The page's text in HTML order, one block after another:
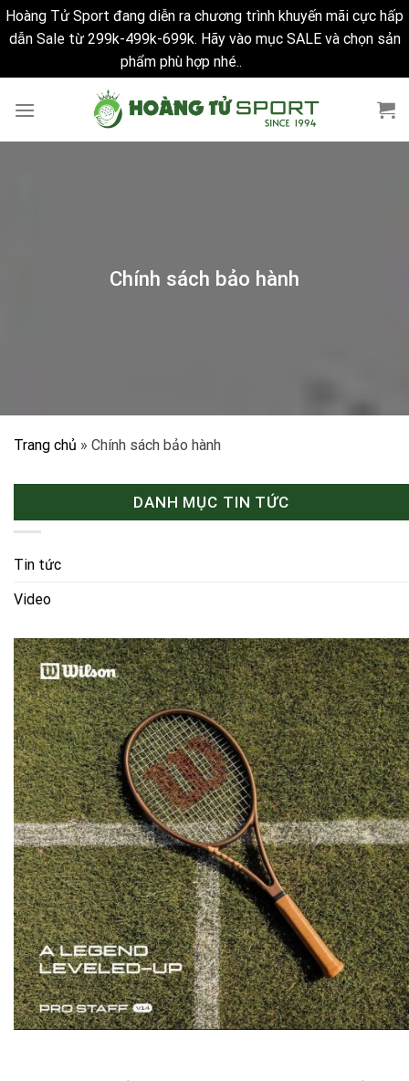
Hoàng Tử Sport đang diễn ra chương trình khuyến mãi cực hấp
dẫn Sale từ 299k-499k-699k. Hãy vào mục SALE và chọn sản
phẩm phù hợp nhé..
Chính sách bảo hành
Trang chủ » Chính sách bảo hành
DANH MỤC TIN TỨC
Tin tức
Video